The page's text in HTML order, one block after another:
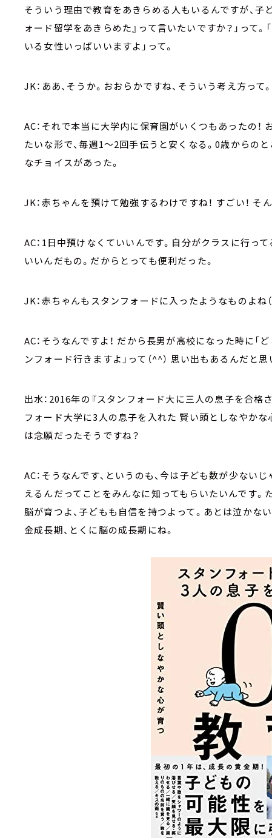
そういう理由で教育をあきらめる人もいるんですが、子
ォード留学をあきらめた』って言いたいですか？」って
いる女性いっぱいいますよ」って。
JK：ああ、そうか。おおらかですね、そういう考え方って。
AC：それで本当に大学内に保育園がいくつもあったの！
たいな形で、毎週1～2回手伝うと安くなる。0歳からの
なチョイスがあった。
JK：赤ちゃんを預けて勉強するわけですね！ すごい！ そ
AC：1日中預けなくていいんです。自分がクラスに行っ
いいんだもの。だからとっても便利だった。
JK：赤ちゃんもスタンフォードに入ったようなものよね（
AC：そうなんですよ！ だから長男が高校になった時に「
ンフォード行きますよ」って（^^） 思い出もあるんだと思
出水：2016年の『スタンフォード大に三人の息子を合格
フォード大学に3人の息子を入れた 賢い頭としなやかな
は念願だったそうですね？
AC：そうなんです、というのも、今は子ども数が少ない
えるんだってことをみんなに知ってもらいたいんです。
脳が育つよ、子どもも自信を持つよって。あとは泣か
金成長期、とくに脳の成長期にね。